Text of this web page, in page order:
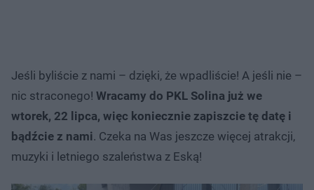
Jeśli byliście z nami – dzięki, że wpadliście! A jeśli nie –
nic straconego! Wracamy do PKL Solina już we
wtorek, 22 lipca, więc koniecznie zapiszcie tę datę i
bądźcie z nami. Czeka na Was jeszcze więcej atrakcji,
muzyki i letniego szaleństwa z Eską!